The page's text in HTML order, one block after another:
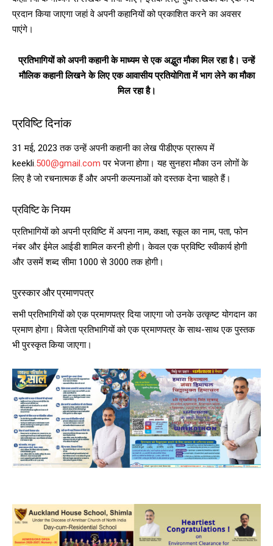
प्रदान किया जाएगा जहां वे अपनी कहानियों को प्रकाशित करने का अवसर
पाएंगे।
प्रतिभागियों को अपनी कहानी के माध्यम से एक अद्भुत मौका मिल रहा है। उन्हें
मौलिक कहानी लिखने के लिए एक आवासीय प्रतियोगिता में भाग लेने का मौका
मिल रहा है।
प्रविष्टि दिनांक
31 मई, 2023 तक उन्हें अपनी कहानी का लेख पीडीएफ प्रारूप में
keekli.500@gmail.com पर भेजना होगा। यह सुनहरा मौका उन लोगों के
लिए है जो रचनात्मक हैं और अपनी कल्पनाओं को दस्तक देना चाहते हैं।
प्रविष्टि के नियम
प्रतिभागियों को अपनी प्रविष्टि में अपना नाम, कक्षा, स्कूल का नाम, पता, फोन
नंबर और ईमेल आईडी शामिल करनी होगी। केवल एक प्रविष्टि स्वीकार्य होगी
और उसमें शब्द सीमा 1000 से 3000 तक होगी।
पुरस्कार और प्रमाणपत्र
सभी प्रतिभागियों को एक प्रमाणपत्र दिया जाएगा जो उनके उत्कृष्ट योगदान का
प्रमाण होगा। विजेता प्रतिभागियों को एक प्रमाणपत्र के साथ-साथ एक पुस्तक
भी पुरस्कृत किया जाएगा।